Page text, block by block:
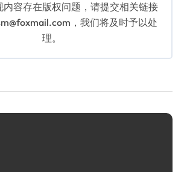
内容存在版权问题，请提交相关链接
，我们将及时予以处
理。